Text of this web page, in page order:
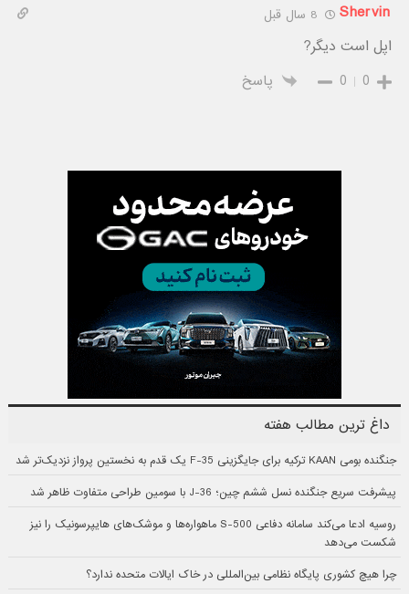
Shervin 8 سال قبل
اپل است دیگر?
0
0 پاسخ
داغ ترین مطالب هفته
جنگنده بومی KAAN ترکیه برای جایگزینی F-35 یک قدم به نخستین پرواز نزدیک‌تر شد
پیشرفت سریع جنگنده نسل ششم چین؛ J-36 با سومین طراحی متفاوت ظاهر شد
روسیه ادعا می‌کند سامانه دفاعی S-500 ماهواره‌ها و موشک‌های هایپرسونیک را نیز
شکست می‌دهد
چرا هیچ کشوری پایگاه نظامی بین‌المللی در خاک ایالات متحده ندارد؟